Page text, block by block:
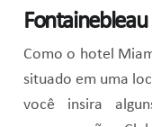
Fontainebleau
Como o hotel
situado em uma
você insira